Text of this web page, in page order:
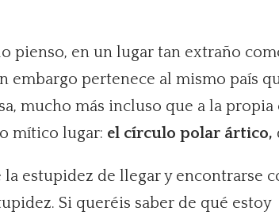
pienso, en un lugar tan extraño
pertenece al mismo país
mucho más incluso que a la
mítico lugar: el círculo polar ártico,
estupidez de llegar y encontrarse
Si queréis saber de qué estoy